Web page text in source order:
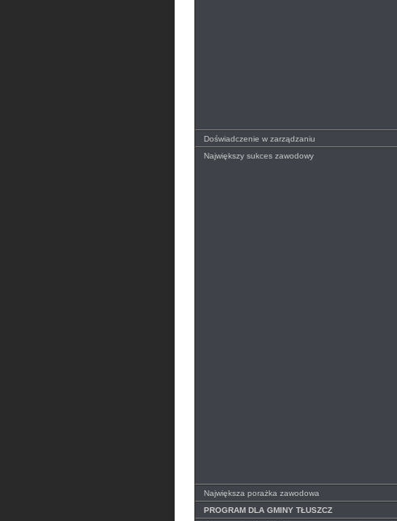
Doświadczenie w zarządzaniu
Największy sukces zawodowy
Największa porażka zawodowa
PROGRAM DLA GMINY TŁUSZCZ